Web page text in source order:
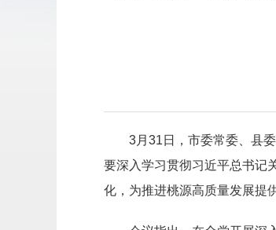
3月31日，市委常委、县
要深入学习贯彻习近平总书记
化，为推进桃源高质量发展提